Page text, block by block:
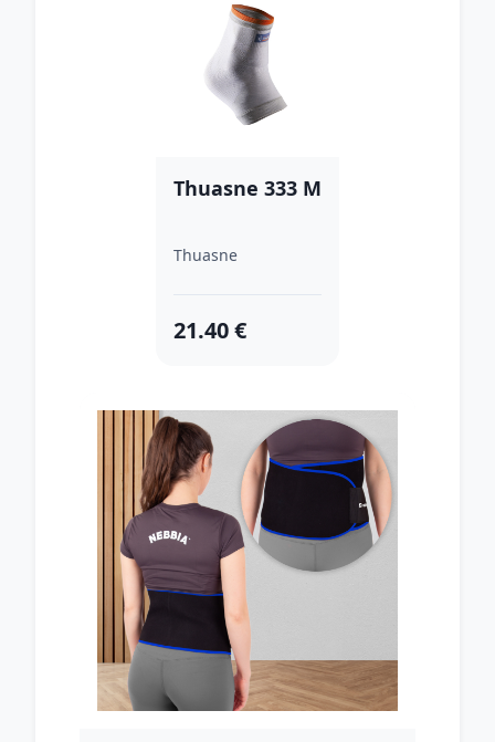
Thuasne 333 M
Thuasne
21.40 €